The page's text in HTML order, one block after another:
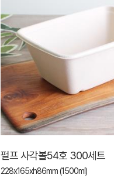
펄프 사각볼54호 300세트
228x165xh86mm (1500ml)